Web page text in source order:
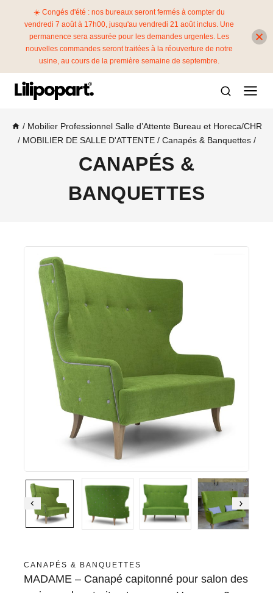
/ Mobilier Professionnel Salle d’Attente Bureau et Horeca/CHR
/ MOBILIER DE SALLE D'ATTENTE / Canapés & Banquettes /
CANAPÉS &
BANQUETTES
CANAPÉS & BANQUETTES
MADAME – Canapé capitonné pour salon des
☀️ Congés d'été : nos bureaux seront fermés à compter du
vendredi 7 août à 17h00, jusqu'au vendredi 21 août inclus. Une
permanence sera assurée pour les demandes urgentes. Les
nouvelles commandes seront traitées à la réouverture de notre
usine, au cours de la première semaine de septembre.